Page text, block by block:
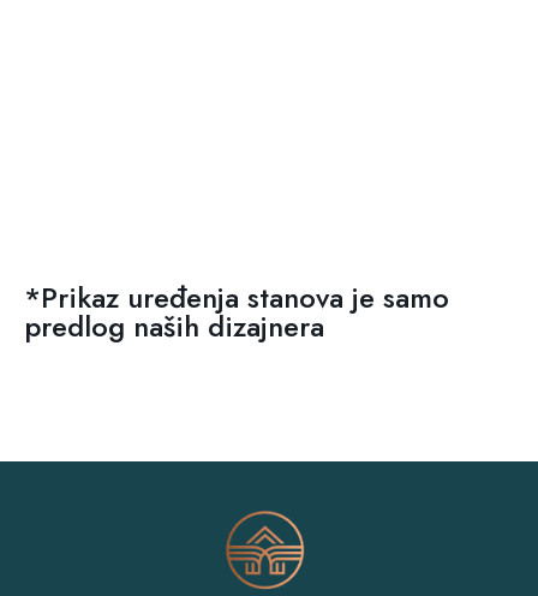
*Prikaz uređenja stanova je samo
predlog naših dizajnera